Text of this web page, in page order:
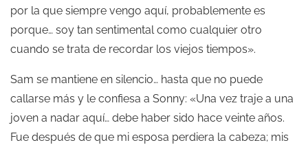
por la que siempre vengo aquí, probablemente es
porque… soy tan sentimental como cualquier otro
cuando se trata de recordar los viejos tiempos».
Sam se mantiene en silencio… hasta que no puede
callarse más y le confiesa a Sonny: «Una vez traje a una
joven a nadar aquí… debe haber sido hace veinte años.
Fue después de que mi esposa perdiera la cabeza; mis